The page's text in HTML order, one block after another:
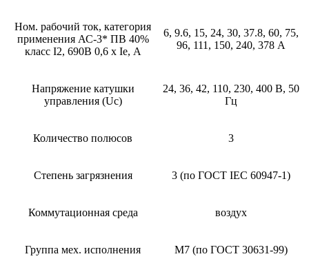
Ном. рабочий ток, категория
применения АС-3* ПВ 40%
класс I2, 690В 0,6 х Ie, А
6, 9.6, 15, 24, 30, 37.8, 60, 75,
96, 111, 150, 240, 378 А
Напряжение катушки
управления (Uc)
24, 36, 42, 110, 230, 400 В, 50
Гц
Количество полюсов 3
Степень загрязнения 3 (по ГОСТ IEC 60947-1)
Коммутационная среда воздух
Группа мех. исполнения М7 (по ГОСТ 30631-99)